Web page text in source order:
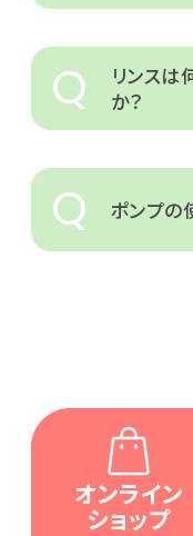
Q
リンスは
か？
Q ポンプの